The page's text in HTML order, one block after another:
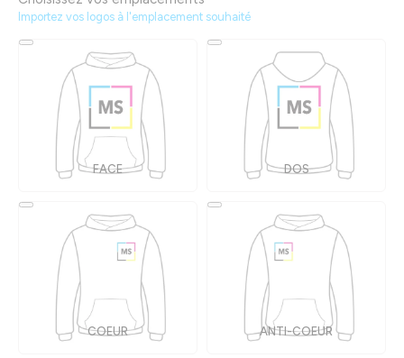
Importez vos logos à l'emplacement souhaité
FACE DOS
COEUR ANTI-COEUR